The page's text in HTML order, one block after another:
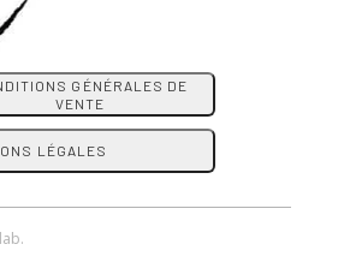
GÉNÉRALES DE
VENTE
LÉGALES